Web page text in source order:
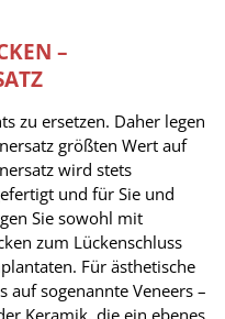
–
zu ersetzen. Daher legen
größten Wert auf
wird stets
und für Sie und
Sie sowohl mit
zum Lückenschluss
Für ästhetische
auf sogenannte Veneers –